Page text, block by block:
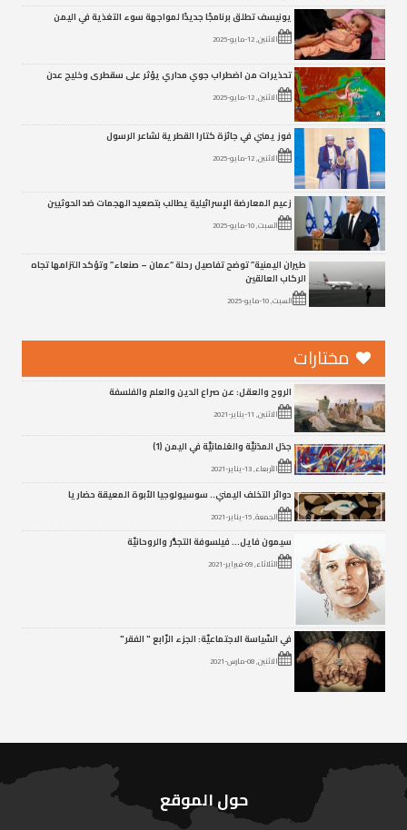
يونيسف تطلق برنامجًا جديدًا لمواجهة سوء التغذية في اليمن
الاثنين, 12-مايو-2025
تحذيرات من اضطراب جوي مداري يؤثر على سقطرى وخليج عدن
الاثنين, 12-مايو-2025
فوز يمني في جائزة كتارا القطرية لشاعر الرسول
الاثنين, 12-مايو-2025
زعيم المعارضة الإسرائيلية يطالب بتصعيد الهجمات ضد الحوثيين
السبت, 10-مايو-2025
طيران اليمنية” توضح تفاصيل رحلة “عمان – صنعاء” وتؤكد التزامها تجاه
الركاب العالقين
السبت, 10-مايو-2025
مختارات
الروح والعقل: عن صراع الدين والعلم والفلسفة
الاثنين, 11-يناير-2021
جدَل المدَنيِّة والعَلمانيِّة في اليمن (1)
الأربعاء, 13-يناير-2021
دوائر التخلف اليمني.. سوسيولوجيا الأبوة المعيقة حضاريا
الجمعة, 15-يناير-2021
سيمون فايل… فيلسوفة التجذُّر والروحانيّة
الثلاثاء, 09-فبراير-2021
في السّياسة الاجتماعيّة: الجزء الرّابع " الفقر"
الاثنين, 08-مارس-2021
حول الموقع